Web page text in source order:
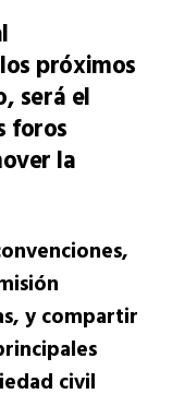
próximos
será el
foros
la
y compartir
civil